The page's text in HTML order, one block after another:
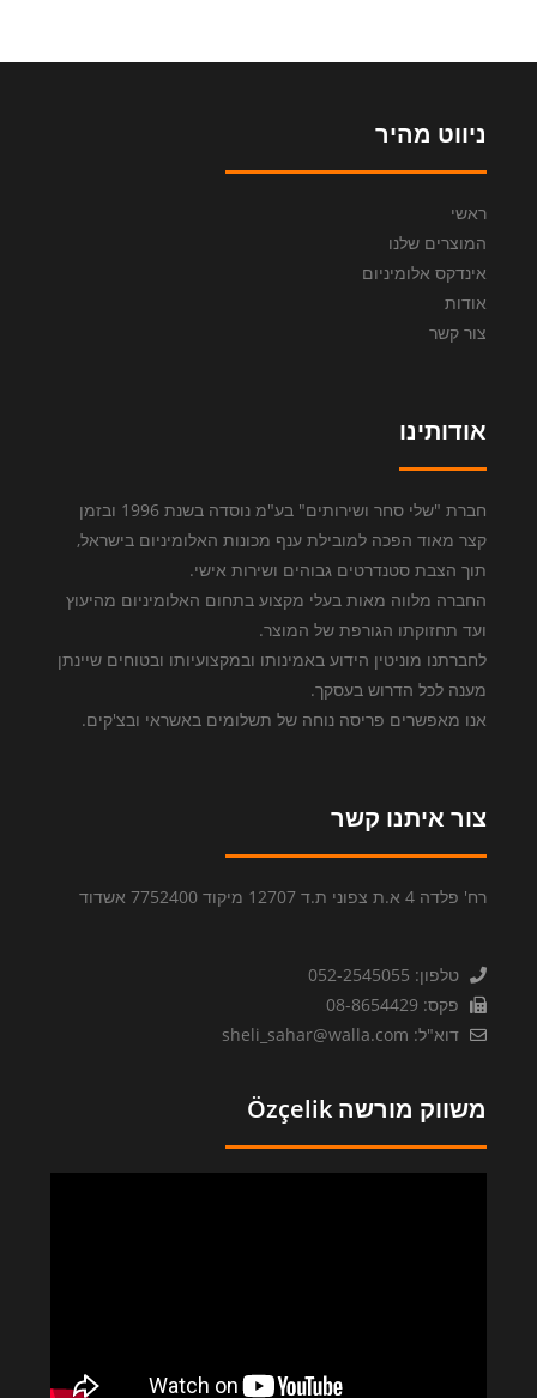
ניווט מהיר
ראשי
המוצרים שלנו
אינדקס אלומיניום
אודות
צור קשר
אודותינו
חברת "שלי סחר ושירותים" בע"מ נוסדה בשנת 1996 ובזמן
קצר מאוד הפכה למובילת ענף מכונות האלומיניום בישראל,
תוך הצבת סטנדרטים גבוהים ושירות אישי.
החברה מלווה מאות בעלי מקצוע בתחום האלומיניום מהיעוץ
ועד תחזוקתו הגורפת של המוצר.
לחברתנו מוניטין הידוע באמינותו ובמקצועיותו ובטוחים שיינתן
מענה לכל הדרוש בעסקך.
אנו מאפשרים פריסה נוחה של תשלומים באשראי ובצ'קים.
צור איתנו קשר
רח' פלדה 4 א.ת צפוני ת.ד 12707 מיקוד 7752400 אשדוד
טלפון: 052-2545055
פקס: 08-8654429
דוא"ל: sheli_sahar@walla.com
משווק מורשה Özçelik